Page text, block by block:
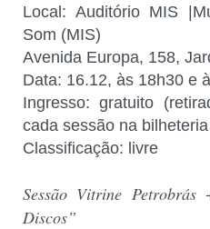
Local: Auditório MIS
Som (MIS)
Avenida Europa, 158,
Data: 16.12, às 18h30 e
Ingresso: gratuito
cada sessão na
Classificação: livre
Sessão Vitrine
Discos”